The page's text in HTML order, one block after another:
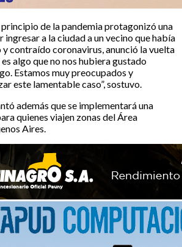
de la pandemia protagonizó una
a la ciudad a un vecino que había
y contraído coronavirus, anunció la vuelta
es algo que no nos hubiera gustado
Estamos muy preocupados y
este lamentable caso”, sostuvo.
además que se implementará una
quienes viajen zonas del Área
Aires.